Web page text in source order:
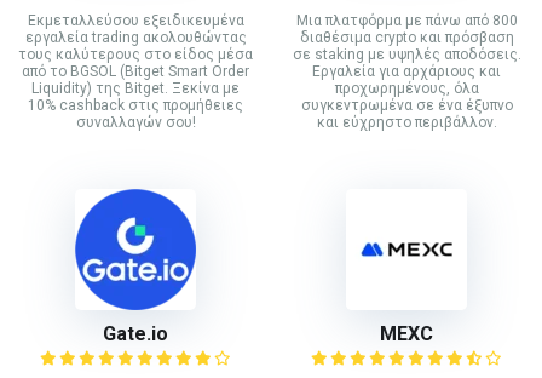
Εκμεταλλεύσου εξειδικευμένα
εργαλεία trading ακολουθώντας
τους καλύτερους στο είδος μέσα
από το BGSOL (Bitget Smart Order
Liquidity) της Bitget. Ξεκίνα με
10% cashback στις προμήθειες
συναλλαγών σου!
Mια πλατφόρμα με πάνω από 800
διαθέσιμα crypto και πρόσβαση
σε staking με υψηλές αποδόσεις.
Εργαλεία για αρχάριους και
προχωρημένους, όλα
συγκεντρωμένα σε ένα έξυπνο
και εύχρηστο περιβάλλον.
Gate.io MEXC